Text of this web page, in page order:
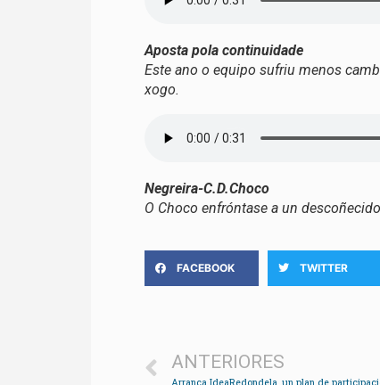
Aposta pola continuidade
Este ano o equipo sufriu menos
xogo.
Negreira-C.D.Choco
O Choco enfróntase a un
FACEBOOK TWITTER
ANTERIORES